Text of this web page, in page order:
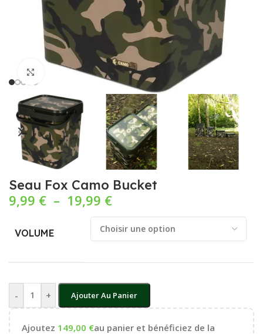
Cliquez pour agrandir
Seau Fox Camo Bucket
9,99 € – 19,99 €
VOLUME
- + Ajouter Au Panier
Ajoutez 149,00 €au panier et bénéficiez de la